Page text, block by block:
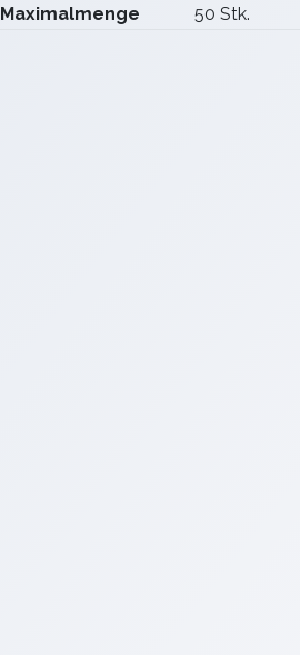
Maximalmenge
50 Stk.